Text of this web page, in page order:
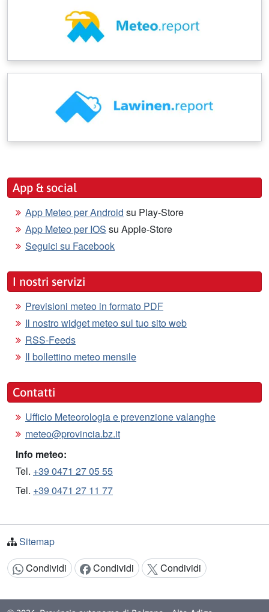
App & social
App Meteo per Android su Play-Store
App Meteo per IOS su Apple-Store
Seguici su Facebook
I nostri servizi
Previsioni meteo in formato PDF
Il nostro widget meteo sul tuo sito web
RSS-Feeds
Il bollettino meteo mensile
Contatti
Ufficio Meteorologia e prevenzione valanghe
meteo@provincia.bz.it
Info meteo:
Tel. +39 0471 27 05 55
Tel. +39 0471 27 11 77
Sitemap
Condividi:
Condividi Condividi Condividi